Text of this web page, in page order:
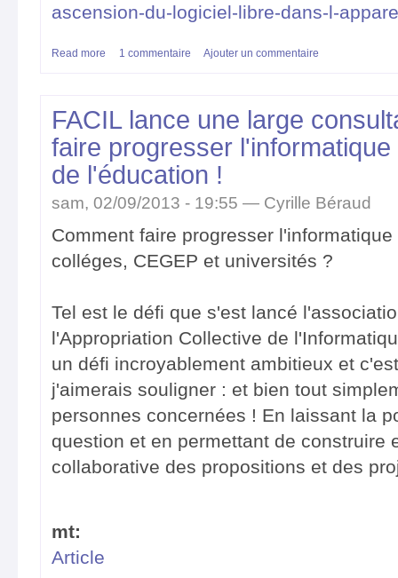
ascension-du-logiciel-libre-dans-l-
Read more about La longue (et lente) route du logiciel libre au Québec
1 commentaire Ajouter un commentaire
FACIL lance une large
faire progresser
de l'éducation !
sam, 02/09/2013 - 19:55 — Cyrille Béraud
Comment faire progresser
colléges, CEGEP et universités ?
Tel est le défi que s'est lancé
l'Appropriation Collective de
un défi incroyablement ambitieux et
j'aimerais souligner : et bien tout
personnes concernées ! En laissant la
question et en permettant de construire
collaborative des propositions et des
mt:
Article